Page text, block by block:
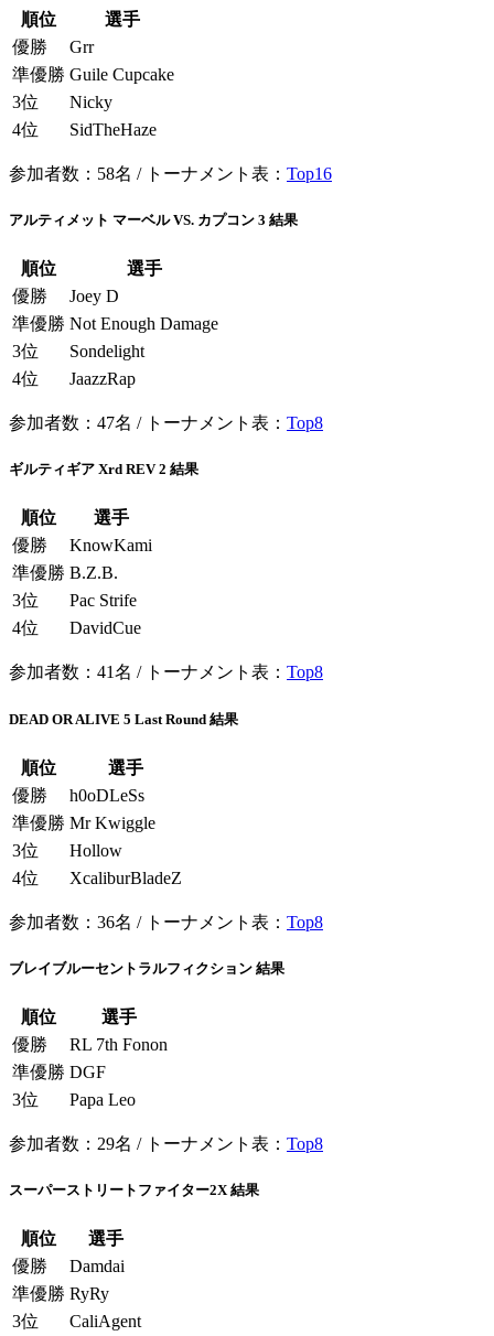
順位
選手
優勝
Grr
準優勝 Guile Cupcake
3位
Nicky
4位
SidTheHaze
参加者数：58名 / トーナメント表： Top16
アルティメット マーベル VS. カプコン 3 結果
順位
選手
優勝
Joey D
準優勝 Not Enough Damage
3位
Sondelight
4位
JaazzRap
参加者数：47名 / トーナメント表： Top8
ギルティギア Xrd REV 2 結果
順位
選手
優勝
KnowKami
準優勝 B.Z.B.
3位
Pac Strife
4位
DavidCue
参加者数：41名 / トーナメント表： Top8
DEAD OR ALIVE 5 Last Round 結果
順位
選手
優勝
h0oDLeSs
準優勝 Mr Kwiggle
3位
Hollow
4位
XcaliburBladeZ
参加者数：36名 / トーナメント表： Top8
ブレイブルーセントラルフィクション 結果
順位
選手
優勝
RL 7th Fonon
準優勝 DGF
3位
Papa Leo
参加者数：29名 / トーナメント表： Top8
スーパーストリートファイター2X 結果
順位
選手
優勝
Damdai
準優勝 RyRy
3位
CaliAgent